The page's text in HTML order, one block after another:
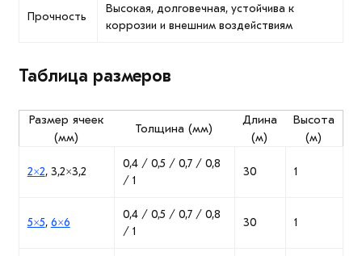
Прочность
Высокая, долговечная, устойчива к
коррозии и внешним воздействиям
Таблица размеров
Размер ячеек
(мм)
Толщина (мм)
Длина
(м)
Высота
(м)
2×2, 3,2×3,2
0,4 / 0,5 / 0,7 / 0,8
/ 1
30 1
5×5, 6×6
0,4 / 0,5 / 0,7 / 0,8
/ 1
30 1